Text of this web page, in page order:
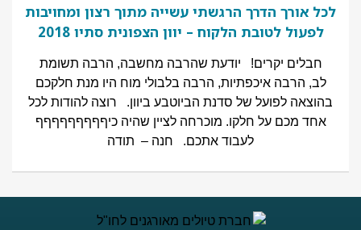
לכל אורך הדרך הרגשתי עשייה מתוך רצון ומחויבות
לפעול לטובת הלקוח – יוון הצפונית סתיו 2018
חבלים יקרים! יודעת שהרבה מחשבה, הרבה תשומת
לב, הרבה איכפתיות, הרבה בלבולי מוח היו מנת חלקכם
בהוצאה לפועל של סדנת הביוטבע ביוון. רוצה להודות לכל
אחד מכם על חלקו. מוכרחה לציין שהיה כיףףףףףףףףף
לעבוד אתכם. חנה – תודה